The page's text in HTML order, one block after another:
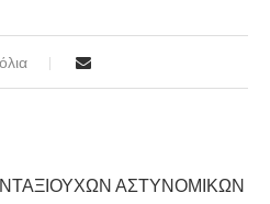
ΑΣΤΥΝΟΜΙΚΩΝ